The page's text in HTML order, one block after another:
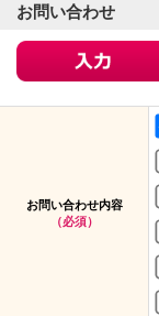
お問い合わせ
お問い合わせ内容
（必須）